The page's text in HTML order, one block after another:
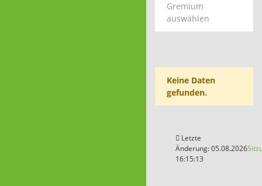
Gremium
auswählen
Keine Daten
gefunden.
Letzte
Änderung: 05.08.2026
16:15:13